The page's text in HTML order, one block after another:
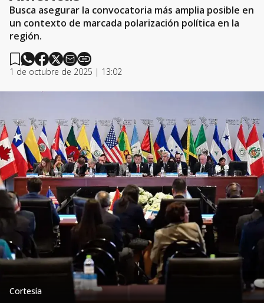
Busca asegurar la convocatoria más amplia posible en
un contexto de marcada polarización política en la
región.
1 de octubre de 2025 | 13:02
Cortesía